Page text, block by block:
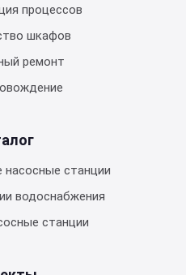
процессов
шкафов
ремонт
насосные станции
водоснабжения
станции